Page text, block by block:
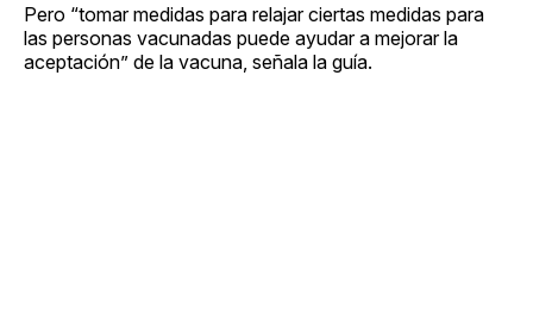
Pero “tomar medidas para relajar ciertas medidas para
las personas vacunadas puede ayudar a mejorar la
aceptación” de la vacuna, señala la guía.